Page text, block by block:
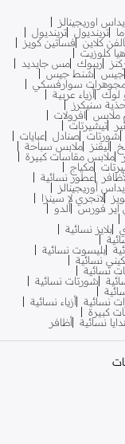
اوريجينالز
ترينديول ترينديول
كلاين فساتين كويز
هيا كلوزيت
ريبوك مس جايديد
جيس
شنط جيس
سوارفسكي
لوك أزياء عربية
سنيكرز
ملابس
افرولات
تيشيرتات
شورتات صنادل
عبايات
ليقنز
ملابس سباحة
ملابس مقاسات كبيرة
مكياج
عطور نسائية
أوريجينالز
لانجري لا سينزا
اير فورس ألدو
بلايز نسائية
بليسوت نسائية
نسائية
نسائية
شورتات نسائية
نسائية أزياء نسائية
كبيرة
نسائية أظافر